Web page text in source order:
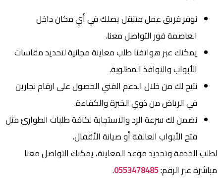
نوفر فريق عمل متنقل يصلك في أي مكان داخل
العاصمة فور التواصل معنا.
يمكنك عبر هواتفنا طلب معاينة مجانية لتحديد مقاسات
الأبواب والنوافذ المطلوبة.
نتيح لك من خلال الدعم الفني الحصول على ارقام نجارين
في الرياض من ذوي الخبرة والكفاءة.
نضمن لك سرعة الرد والاستجابة لكافة طلبات الطوارئ مثل
فتح الأبواب العالقة أو صيانة الأقفال.
لطلب الخدمة وتحديد موعد المعاينة، يمكنك التواصل معنا
مباشرة عبر الرقم:0553478485
.